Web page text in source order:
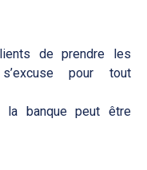
de prendre les
pour tout
la banque peut être